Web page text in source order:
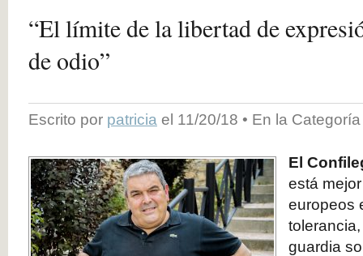
“El límite de la libertad de
de odio”
Escrito por patricia el 11/20/18 • En la
El
está
europeos
guardia